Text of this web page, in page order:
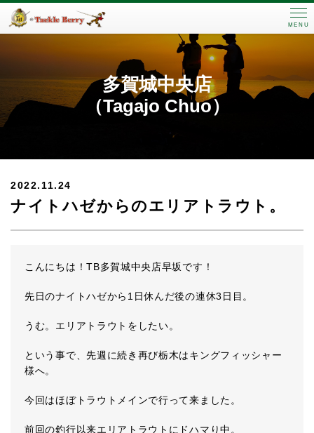
MENU
多賀城中央店
（Tagajo Chuo）
2022.11.24
ナイトハゼからのエリアトラウト。
こんにちは！TB多賀城中央店早坂です！
先日のナイトハゼから1日休んだ後の連休3日目。
うむ。エリアトラウトをしたい。
という事で、先週に続き再び栃木はキングフィッシャー
様へ。
今回はほぼトラウトメインで行って来ました。
前回の釣行以来エリアトラウトにドハマり中。